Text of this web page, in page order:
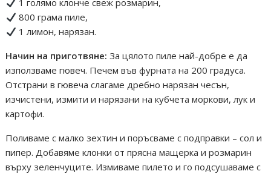
1 голямо клонче свеж розмарин,
800 грама пиле,
1 лимон, нарязан.
Начин на приготвяне: За цялото пиле най-добре е да
използваме гювеч. Печем във фурната на 200 градуса.
Отстрани в гювеча слагаме дребно нарязан чесън,
изчистени, измити и нарязани на кубчета моркови, лук и
картофи.
Поливаме с малко зехтин и поръсваме с подправки – сол и
пипер. Добавяме клонки от прясна мащерка и розмарин
върху зеленчуците. Измиваме пилето и го подсушаваме с